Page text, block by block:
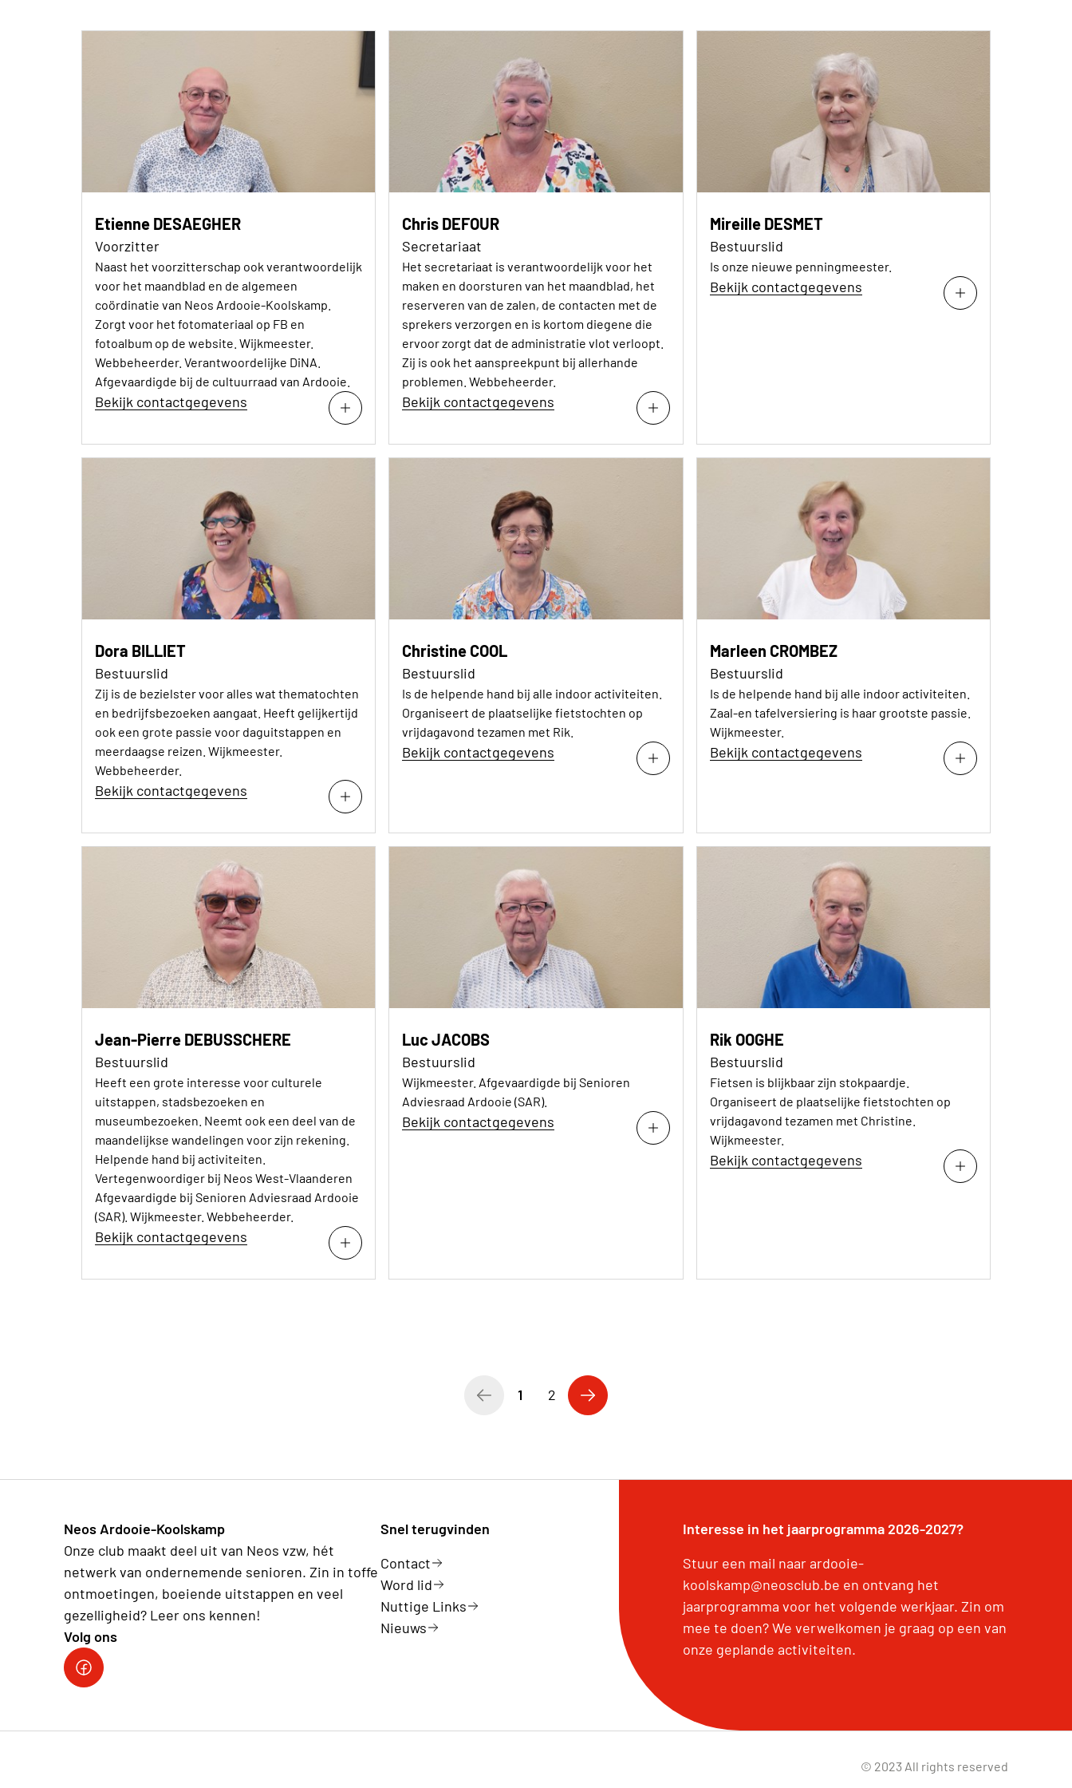
Etienne DESAEGHER
Voorzitter
Naast het voorzitterschap ook verantwoordelijk
voor het maandblad en de algemeen
coördinatie van Neos Ardooie-Koolskamp.
Zorgt voor het fotomateriaal op FB en
fotoalbum op de website. Wijkmeester.
Webbeheerder. Verantwoordelijke DiNA.
Afgevaardigde bij de cultuurraad van Ardooie.
Bekijk contactgegevens
Chris DEFOUR
Secretariaat
Het secretariaat is verantwoordelijk voor het
maken en doorsturen van het maandblad, het
reserveren van de zalen, de contacten met de
sprekers verzorgen en is kortom diegene die
ervoor zorgt dat de administratie vlot verloopt.
Zij is ook het aanspreekpunt bij allerhande
problemen. Webbeheerder.
Bekijk contactgegevens
Mireille DESMET
Bestuurslid
Is onze nieuwe penningmeester.
Bekijk contactgegevens
Dora BILLIET
Bestuurslid
Zij is de bezielster voor alles wat thematochten
en bedrijfsbezoeken aangaat. Heeft gelijkertijd
ook een grote passie voor daguitstappen en
meerdaagse reizen. Wijkmeester.
Webbeheerder.
Bekijk contactgegevens
Christine COOL
Bestuurslid
Is de helpende hand bij alle indoor activiteiten.
Organiseert de plaatselijke fietstochten op
vrijdagavond tezamen met Rik.
Bekijk contactgegevens
Marleen CROMBEZ
Bestuurslid
Is de helpende hand bij alle indoor activiteiten.
Zaal-en tafelversiering is haar grootste passie.
Wijkmeester.
Bekijk contactgegevens
Jean-Pierre DEBUSSCHERE
Bestuurslid
Heeft een grote interesse voor culturele
uitstappen, stadsbezoeken en
museumbezoeken. Neemt ook een deel van de
maandelijkse wandelingen voor zijn rekening.
Helpende hand bij activiteiten.
Vertegenwoordiger bij Neos West-Vlaanderen
Afgevaardigde bij Senioren Adviesraad Ardooie
(SAR). Wijkmeester. Webbeheerder.
Bekijk contactgegevens
Luc JACOBS
Bestuurslid
Wijkmeester. Afgevaardigde bij Senioren
Adviesraad Ardooie (SAR).
Bekijk contactgegevens
Rik OOGHE
Bestuurslid
Fietsen is blijkbaar zijn stokpaardje.
Organiseert de plaatselijke fietstochten op
vrijdagavond tezamen met Christine.
Wijkmeester.
Bekijk contactgegevens
1 2
Neos Ardooie-Koolskamp
Onze club maakt deel uit van Neos vzw, hét
netwerk van ondernemende senioren. Zin in toffe
ontmoetingen, boeiende uitstappen en veel
gezelligheid? Leer ons kennen!
Volg ons
Neos Ardooie-Koolskamp
Snel terugvinden
Contact
Word lid
Nuttige Links
Nieuws
Interesse in het jaarprogramma 2026-2027?
Stuur een mail naar ardooie-
koolskamp@neosclub.be en ontvang het
jaarprogramma voor het volgende werkjaar. Zin om
mee te doen? We verwelkomen je graag op een van
onze geplande activiteiten.
© 2023 All rights reserved